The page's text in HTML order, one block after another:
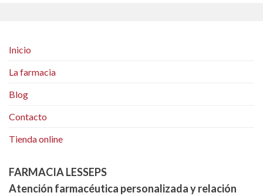
Inicio
La farmacia
Blog
Contacto
Tienda online
FARMACIA LESSEPS
Atención farmacéutica personalizada y relación